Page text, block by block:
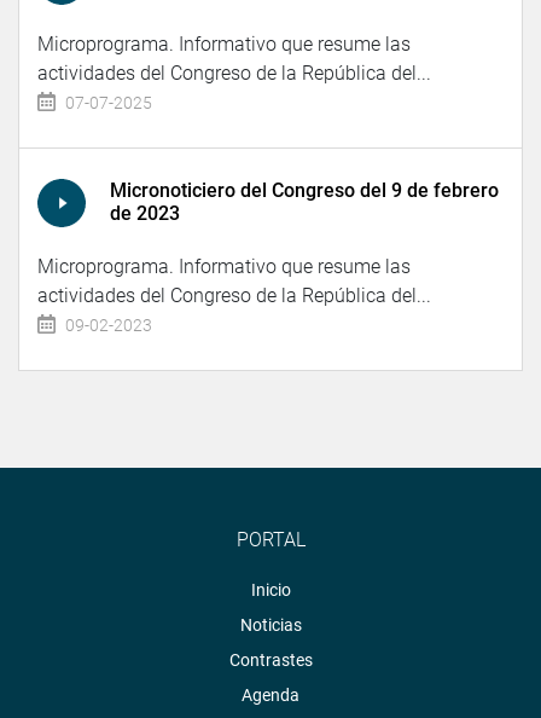
Microprograma. Informativo que resume las
actividades del Congreso de la República del...
07-07-2025
Micronoticiero del Congreso del 9 de febrero
de 2023
Microprograma. Informativo que resume las
actividades del Congreso de la República del...
09-02-2023
PORTAL
Inicio
Noticias
Contrastes
Agenda